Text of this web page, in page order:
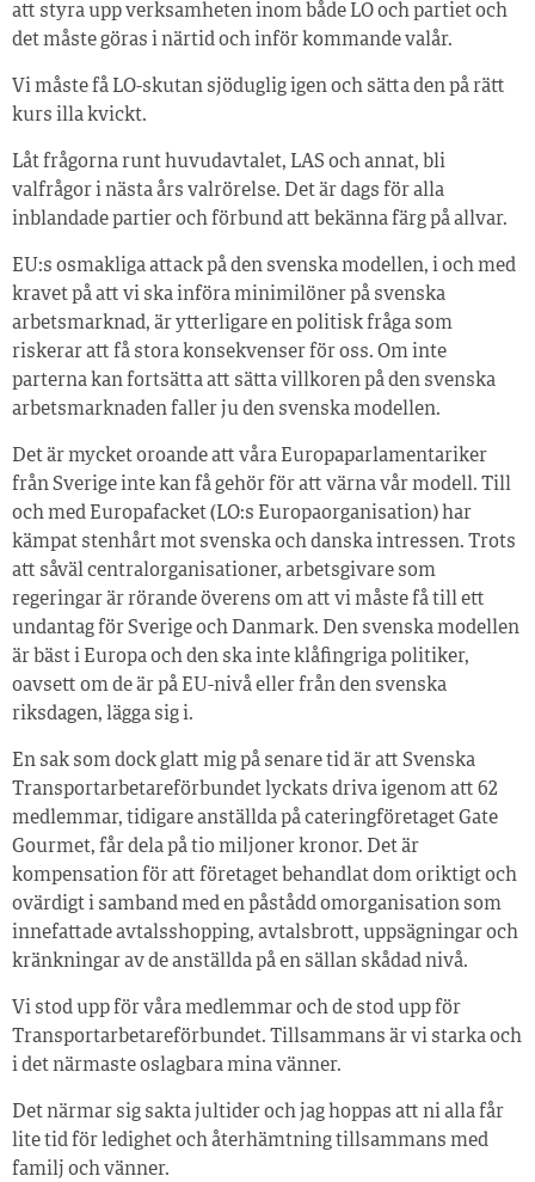
att styra upp verksamheten inom både LO och partiet och
det måste göras i närtid och inför kommande valår.
Vi måste få LO-skutan sjöduglig igen och sätta den på rätt
kurs illa kvickt.
Låt frågorna runt huvudavtalet, LAS och annat, bli
valfrågor i nästa års valrörelse. Det är dags för alla
inblandade partier och förbund att bekänna färg på allvar.
EU:s osmakliga attack på den svenska modellen, i och med
kravet på att vi ska införa minimilöner på svenska
arbetsmarknad, är ytterligare en politisk fråga som
riskerar att få stora konsekvenser för oss. Om inte
parterna kan fortsätta att sätta villkoren på den svenska
arbetsmarknaden faller ju den svenska modellen.
Det är mycket oroande att våra Europaparlamentariker
från Sverige inte kan få gehör för att värna vår modell. Till
och med Europafacket (LO:s Europaorganisation) har
kämpat stenhårt mot svenska och danska intressen. Trots
att såväl centralorganisationer, arbetsgivare som
regeringar är rörande överens om att vi måste få till ett
undantag för Sverige och Danmark. Den svenska modellen
är bäst i Europa och den ska inte klåfingriga politiker,
oavsett om de är på EU-nivå eller från den svenska
riksdagen, lägga sig i.
En sak som dock glatt mig på senare tid är att Svenska
Transportarbetareförbundet lyckats driva igenom att 62
medlemmar, tidigare anställda på cateringföretaget Gate
Gourmet, får dela på tio miljoner kronor. Det är
kompensation för att företaget behandlat dom oriktigt och
ovärdigt i samband med en påstådd omorganisation som
innefattade avtalsshopping, avtalsbrott, uppsägningar och
kränkningar av de anställda på en sällan skådad nivå.
Vi stod upp för våra medlemmar och de stod upp för
Transportarbetareförbundet. Tillsammans är vi starka och
i det närmaste oslagbara mina vänner.
Det närmar sig sakta jultider och jag hoppas att ni alla får
lite tid för ledighet och återhämtning tillsammans med
familj och vänner.